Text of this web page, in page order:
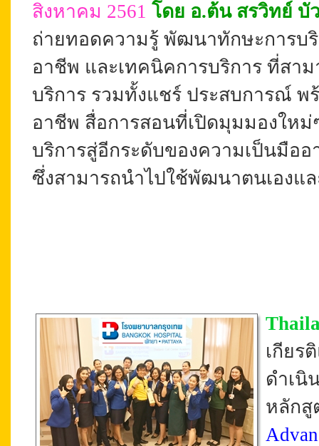
สิงหาคม 2561 โดย อ.ต้น สรวิทย์ บั
ถ่ายทอดความรู้ พัฒนาทักษะการบริ
อาชีพ และเทคนิคการบริการ ที่สา
บริการ รวมทั้งแชร์ ประสบการณ์ พ
อาชีพ สื่อการสอนที่เปิดมุมมองใหม่
บริการสู่อีกระดับของความเป็นมือ
ซึ่งสามารถนำไปใช้พัฒนาตนเองแ
เกียร
ดำเนิ
หลักสู